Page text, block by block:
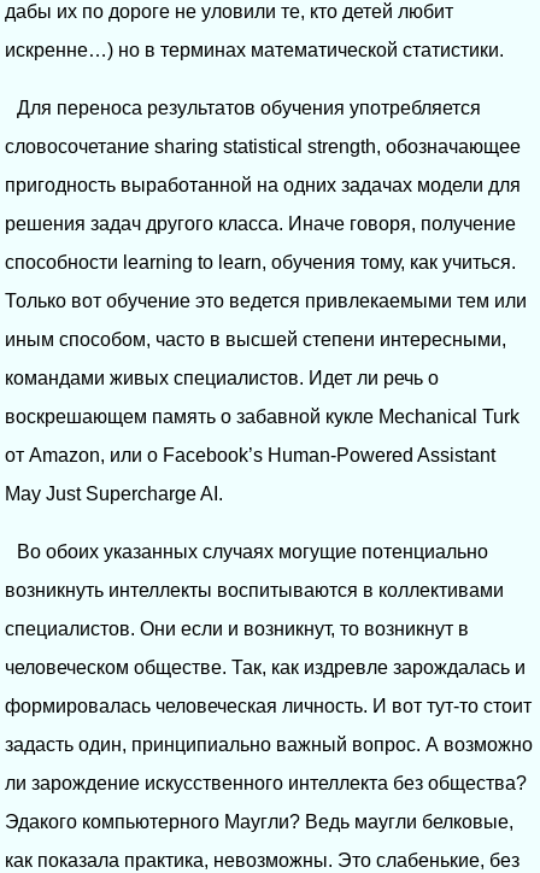
дабы их по дороге не уловили те, кто детей любит
искренне…) но в терминах математической статистики.
Для переноса результатов обучения употребляется
словосочетание sharing statistical strength, обозначающее
пригодность выработанной на одних задачах модели для
решения задач другого класса. Иначе говоря, получение
способности learning to learn, обучения тому, как учиться.
Только вот обучение это ведется привлекаемыми тем или
иным способом, часто в высшей степени интересными,
командами живых специалистов. Идет ли речь о
воскрешающем память о забавной кукле Mechanical Turk
от Amazon, или о Facebook’s Human-Powered Assistant
May Just Supercharge AI.
Во обоих указанных случаях могущие потенциально
возникнуть интеллекты воспитываются в коллективами
специалистов. Они если и возникнут, то возникнут в
человеческом обществе. Так, как издревле зарождалась и
формировалась человеческая личность. И вот тут-то стоит
задасть один, принципиально важный вопрос. А возможно
ли зарождение искусственного интеллекта без общества?
Эдакого компьютерного Маугли? Ведь маугли белковые,
как показала практика, невозможны. Это слабенькие, без